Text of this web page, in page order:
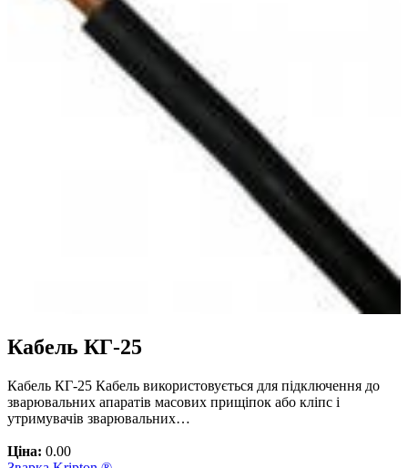
Кабель КГ-25
Кабель КГ-25 Кабель використовується для підключення до
зварювальних апаратів масових прищіпок або кліпс і
утримувачів зварювальних…
Ціна: 0.00